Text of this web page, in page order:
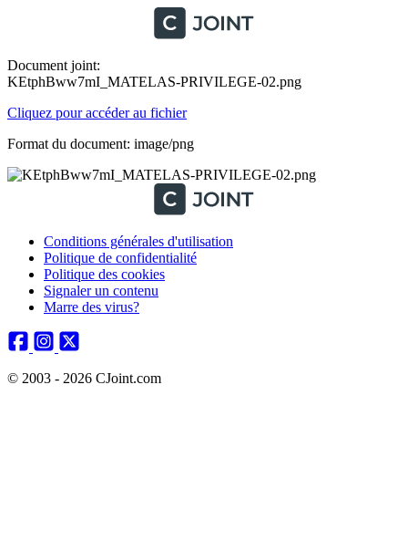
Document joint:
KEtphBww7mI_MATELAS-PRIVILEGE-02.png
Cliquez pour accéder au fichier
Format du document: image/png
Conditions générales d'utilisation
Politique de confidentialité
Politique des cookies
Signaler un contenu
Marre des virus?
© 2003 - 2026 CJoint.com